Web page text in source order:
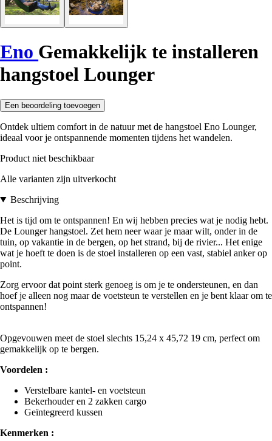
Eno Gemakkelijk te installeren
hangstoel Lounger
Een beoordeling toevoegen
Ontdek ultiem comfort in de natuur met de hangstoel Eno Lounger,
ideaal voor je ontspannende momenten tijdens het wandelen.
Product niet beschikbaar
Alle varianten zijn uitverkocht
Beschrijving
Het is tijd om te ontspannen! En wij hebben precies wat je nodig hebt.
De Lounger hangstoel. Zet hem neer waar je maar wilt, onder in de
tuin, op vakantie in de bergen, op het strand, bij de rivier... Het enige
wat je hoeft te doen is de stoel installeren op een vast, stabiel anker op
point.
Zorg ervoor dat point sterk genoeg is om je te ondersteunen, en dan
hoef je alleen nog maar de voetsteun te verstellen en je bent klaar om te
ontspannen!
Opgevouwen meet de stoel slechts 15,24 x 45,72 19 cm, perfect om
gemakkelijk op te bergen.
Voordelen :
Verstelbare kantel- en voetsteun
Bekerhouder en 2 zakken cargo
Geïntegreerd kussen
Kenmerken :